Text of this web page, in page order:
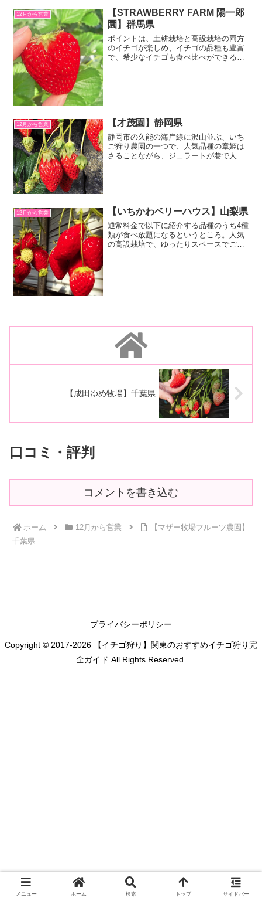
12月から営業
【STRAWBERRY FARM 陽一郎
園】群馬県
ポイントは、土耕栽培と高設栽培の両方
のイチゴが楽しめ、イチゴの品種も豊富
で、希少なイチゴも食べ比べができると
12月から営業 【才茂園】静岡県
静岡市の久能の海岸線に沢山並ぶ、いち
ご狩り農園の一つで、人気品種の章姫は
さることながら、ジェラートが巷で人
12月から営業 【いちかわベリーハウス】山梨県
通常料金で以下に紹介する品種のうち4種
類が食べ放題になるというところ。人気
の高設栽培で、ゆったりスペースでご年
【成田ゆめ牧場】千葉県
口コミ・評判
コメントを書き込む
ホーム 12月から営業
【マザー牧場フルーツ農園】
千葉県
プライバシーポリシー
Copyright © 2017-2026 【イチゴ狩り】関東のおすすめイチゴ狩り完
全ガイド All Rights Reserved.
メニュー ホーム 検索 トップ サイドバー